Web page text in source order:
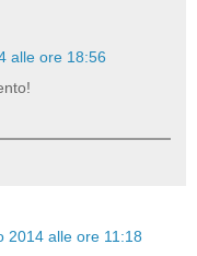
alle ore 18:56
2014 alle ore 11:18